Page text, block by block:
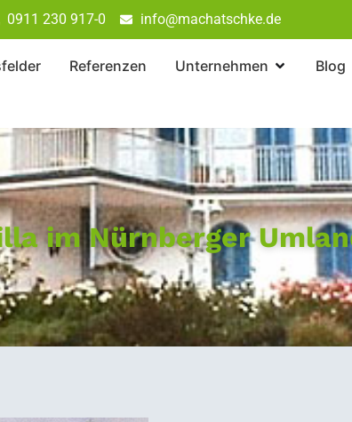
0911 230 917-0 info@machatschke.de
Referenzen Unternehmen Blog
im Nürnberger